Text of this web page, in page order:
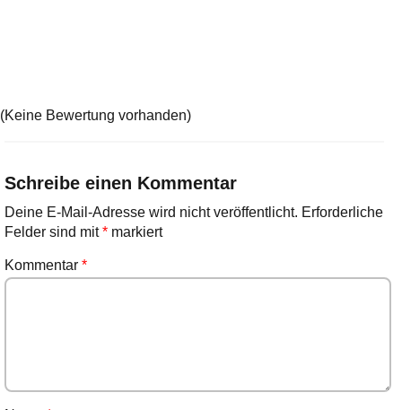
(Keine Bewertung vorhanden)
Schreibe einen Kommentar
Deine E-Mail-Adresse wird nicht veröffentlicht. Erforderliche
Felder sind mit*markiert
Kommentar *